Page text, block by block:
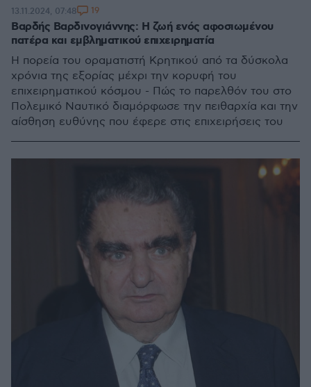
Βαρδής Βαρδινογιάννης: Η ζωή ενός αφοσιωμένου
πατέρα και εμβληματικού επιχειρηματία
Η πορεία του οραματιστή Κρητικού από τα δύσκολα
χρόνια της εξορίας μέχρι την κορυφή του
επιχειρηματικού κόσμου - Πώς το παρελθόν του στο
Πολεμικό Ναυτικό διαμόρφωσε την πειθαρχία και την
αίσθηση ευθύνης που έφερε στις επιχειρήσεις του
13.11.2024, 07:48 19